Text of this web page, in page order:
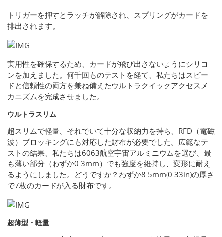
トリガーを押すとラッチが解除され、スプリングがカードを
排出されます。
実用性を確保するため、カードが飛び出さないようにシリコ
ンを加えました。何千回ものテストを経て、私たちはスピー
ドと信頼性の両方を兼ね備えたウルトラクイックアクセスメ
カニズムを完成させました。
ウルトラスリム
超スリムで軽量、それでいて十分な収納力を持ち、RFD（電磁
波）ブロッキングにも対応した財布が必要でした。広範なテ
ストの結果、私たちは6063航空宇宙アルミニウムを選び、最
も薄い部分（わずか0.3mm）でも強度を維持し、変形に耐え
るようにしました。どうですか？わずか8.5mm(0.33in)の厚さ
で7枚のカードが入る財布です。
超薄型・軽量